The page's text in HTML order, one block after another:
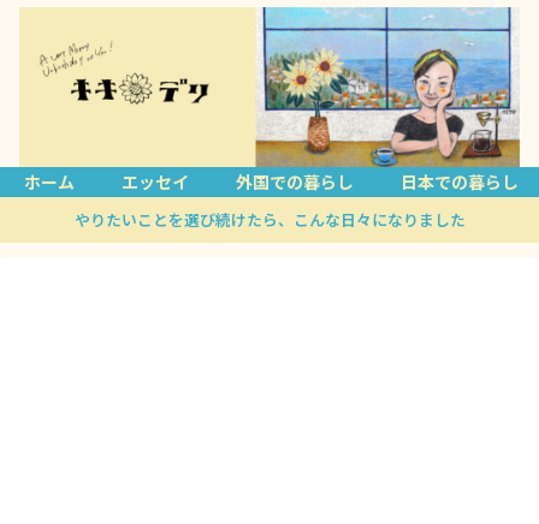
ホーム エッセイ 外国での暮らし 日本での暮らし
やりたいことを選び続けたら、こんな日々になりました